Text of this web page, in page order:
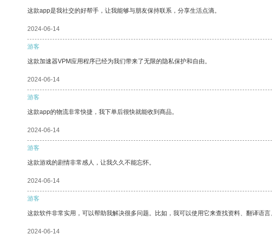
这款app是我社交的好帮手，让我能够与朋友保持联系，分享生活点滴。
2024-06-14
游客
这款加速器VPM应用程序已经为我们带来了无限的隐私保护和自由。
2024-06-14
游客
这款app的物流非常快捷，我下单后很快就能收到商品。
2024-06-14
游客
这款游戏的剧情非常感人，让我久久不能忘怀。
2024-06-14
游客
这款软件非常实用，可以帮助我解决很多问题。比如，我可以使用它来查找资料、翻译语言
2024-06-14